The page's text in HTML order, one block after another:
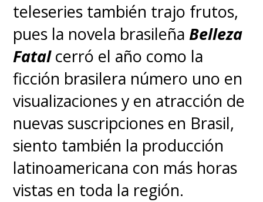
teleseries también trajo frutos,
pues la novela brasileñaBelleza
Fatal cerró el año como la
ficción brasilera número uno en
visualizaciones y en atracción de
nuevas suscripciones en Brasil,
siento también la producción
latinoamericana con más horas
vistas en toda la región.